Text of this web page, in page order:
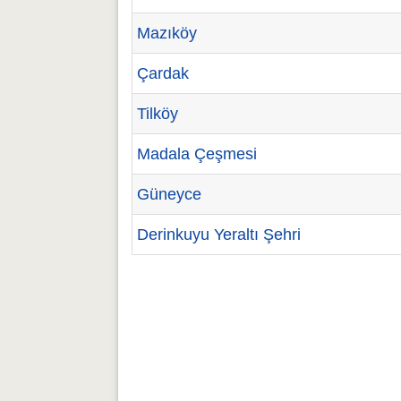
Mazıköy
Çardak
Tilköy
Madala Çeşmesi
Güneyce
Derinkuyu Yeraltı Şehri